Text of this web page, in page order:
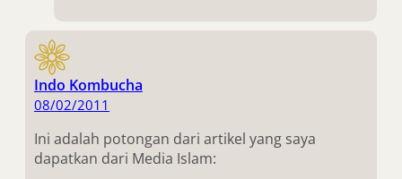
Indo Kombucha
08/02/2011
Ini adalah potongan dari artikel yang saya
dapatkan dari Media Islam: